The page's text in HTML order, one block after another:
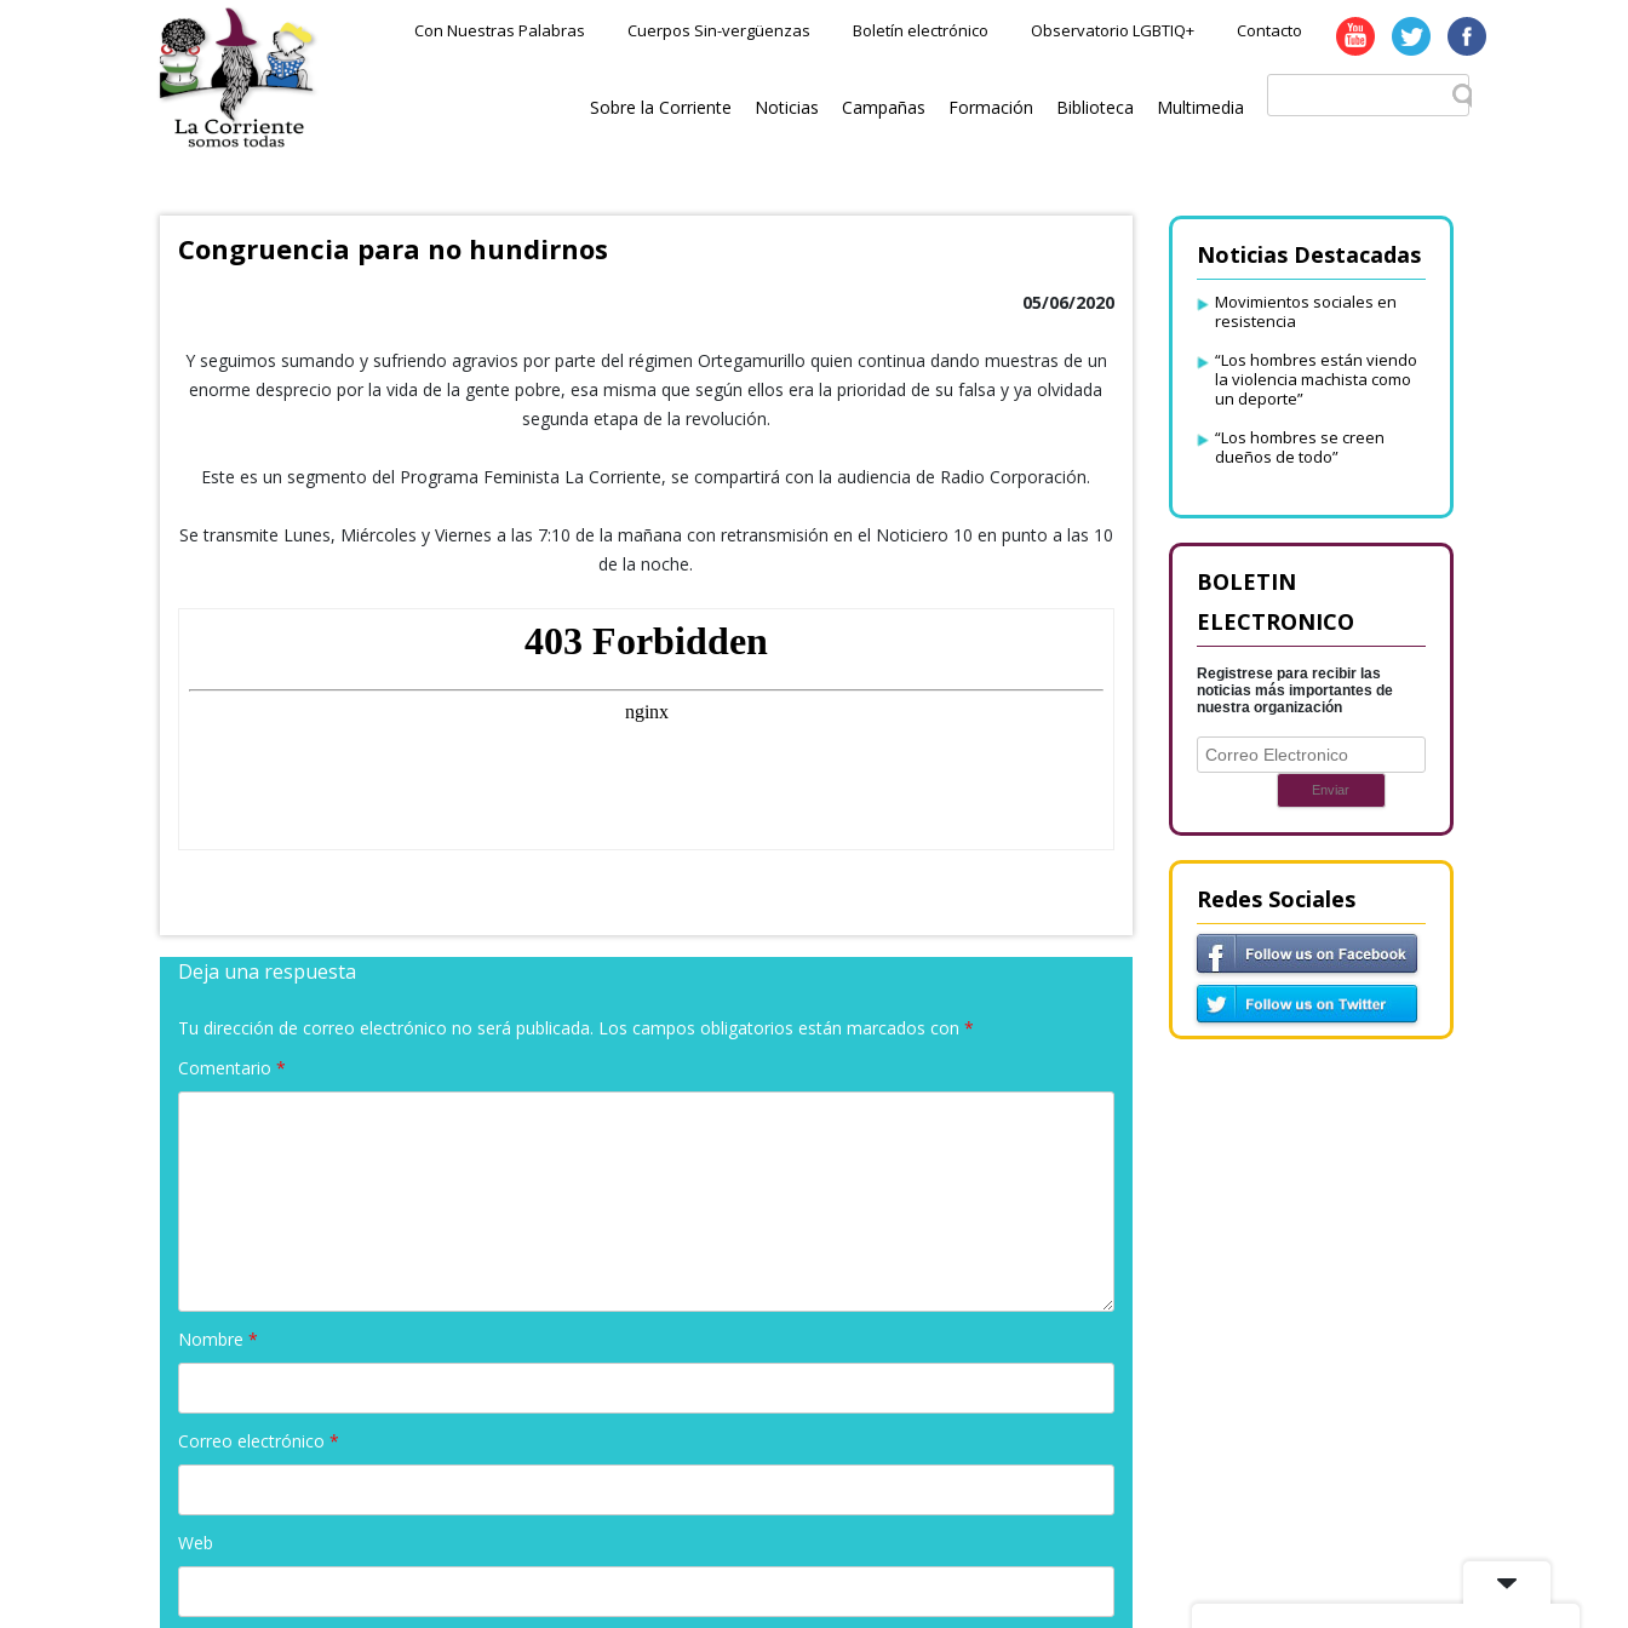
Con Nuestras Palabras Cuerpos Sin-vergüenzas Boletín electrónico Observatorio LGBTIQ+ Contacto
Sobre la Corriente Noticias Campañas Formación Biblioteca Multimedia
Congruencia para no hundirnos
05/06/2020
Y seguimos sumando y sufriendo agravios por parte del régimen Ortegamurillo quien continua dando muestras de un
enorme desprecio por la vida de la gente pobre, esa misma que según ellos era la prioridad de su falsa y ya olvidada
segunda etapa de la revolución.
Este es un segmento del Programa Feminista La Corriente, se compartirá con la audiencia de Radio Corporación.
Se transmite Lunes, Miércoles y Viernes a las 7:10 de la mañana con retransmisión en el Noticiero 10 en punto a las 10
de la noche.
Deja una respuesta
Tu dirección de correo electrónico no será publicada. Los campos obligatorios están marcados con *
Comentario *
Nombre *
Correo electrónico *
Web
Noticias Destacadas
Movimientos sociales en
resistencia
“Los hombres están viendo
la violencia machista como
un deporte”
“Los hombres se creen
dueños de todo”
BOLETIN
ELECTRONICO
Registrese para recibir las
noticias más importantes de
nuestra organización
Redes Sociales